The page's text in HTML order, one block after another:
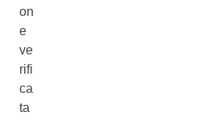
on
e
ve
rifi
ca
ta